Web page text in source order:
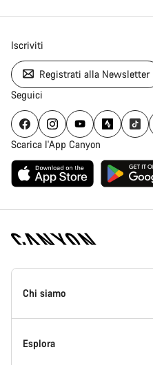
Iscriviti
Registrati alla Newsletter
Seguici
Scarica l'App Canyon
Piè
Home
Chi siamo
All’interno di Canyon
Esplora